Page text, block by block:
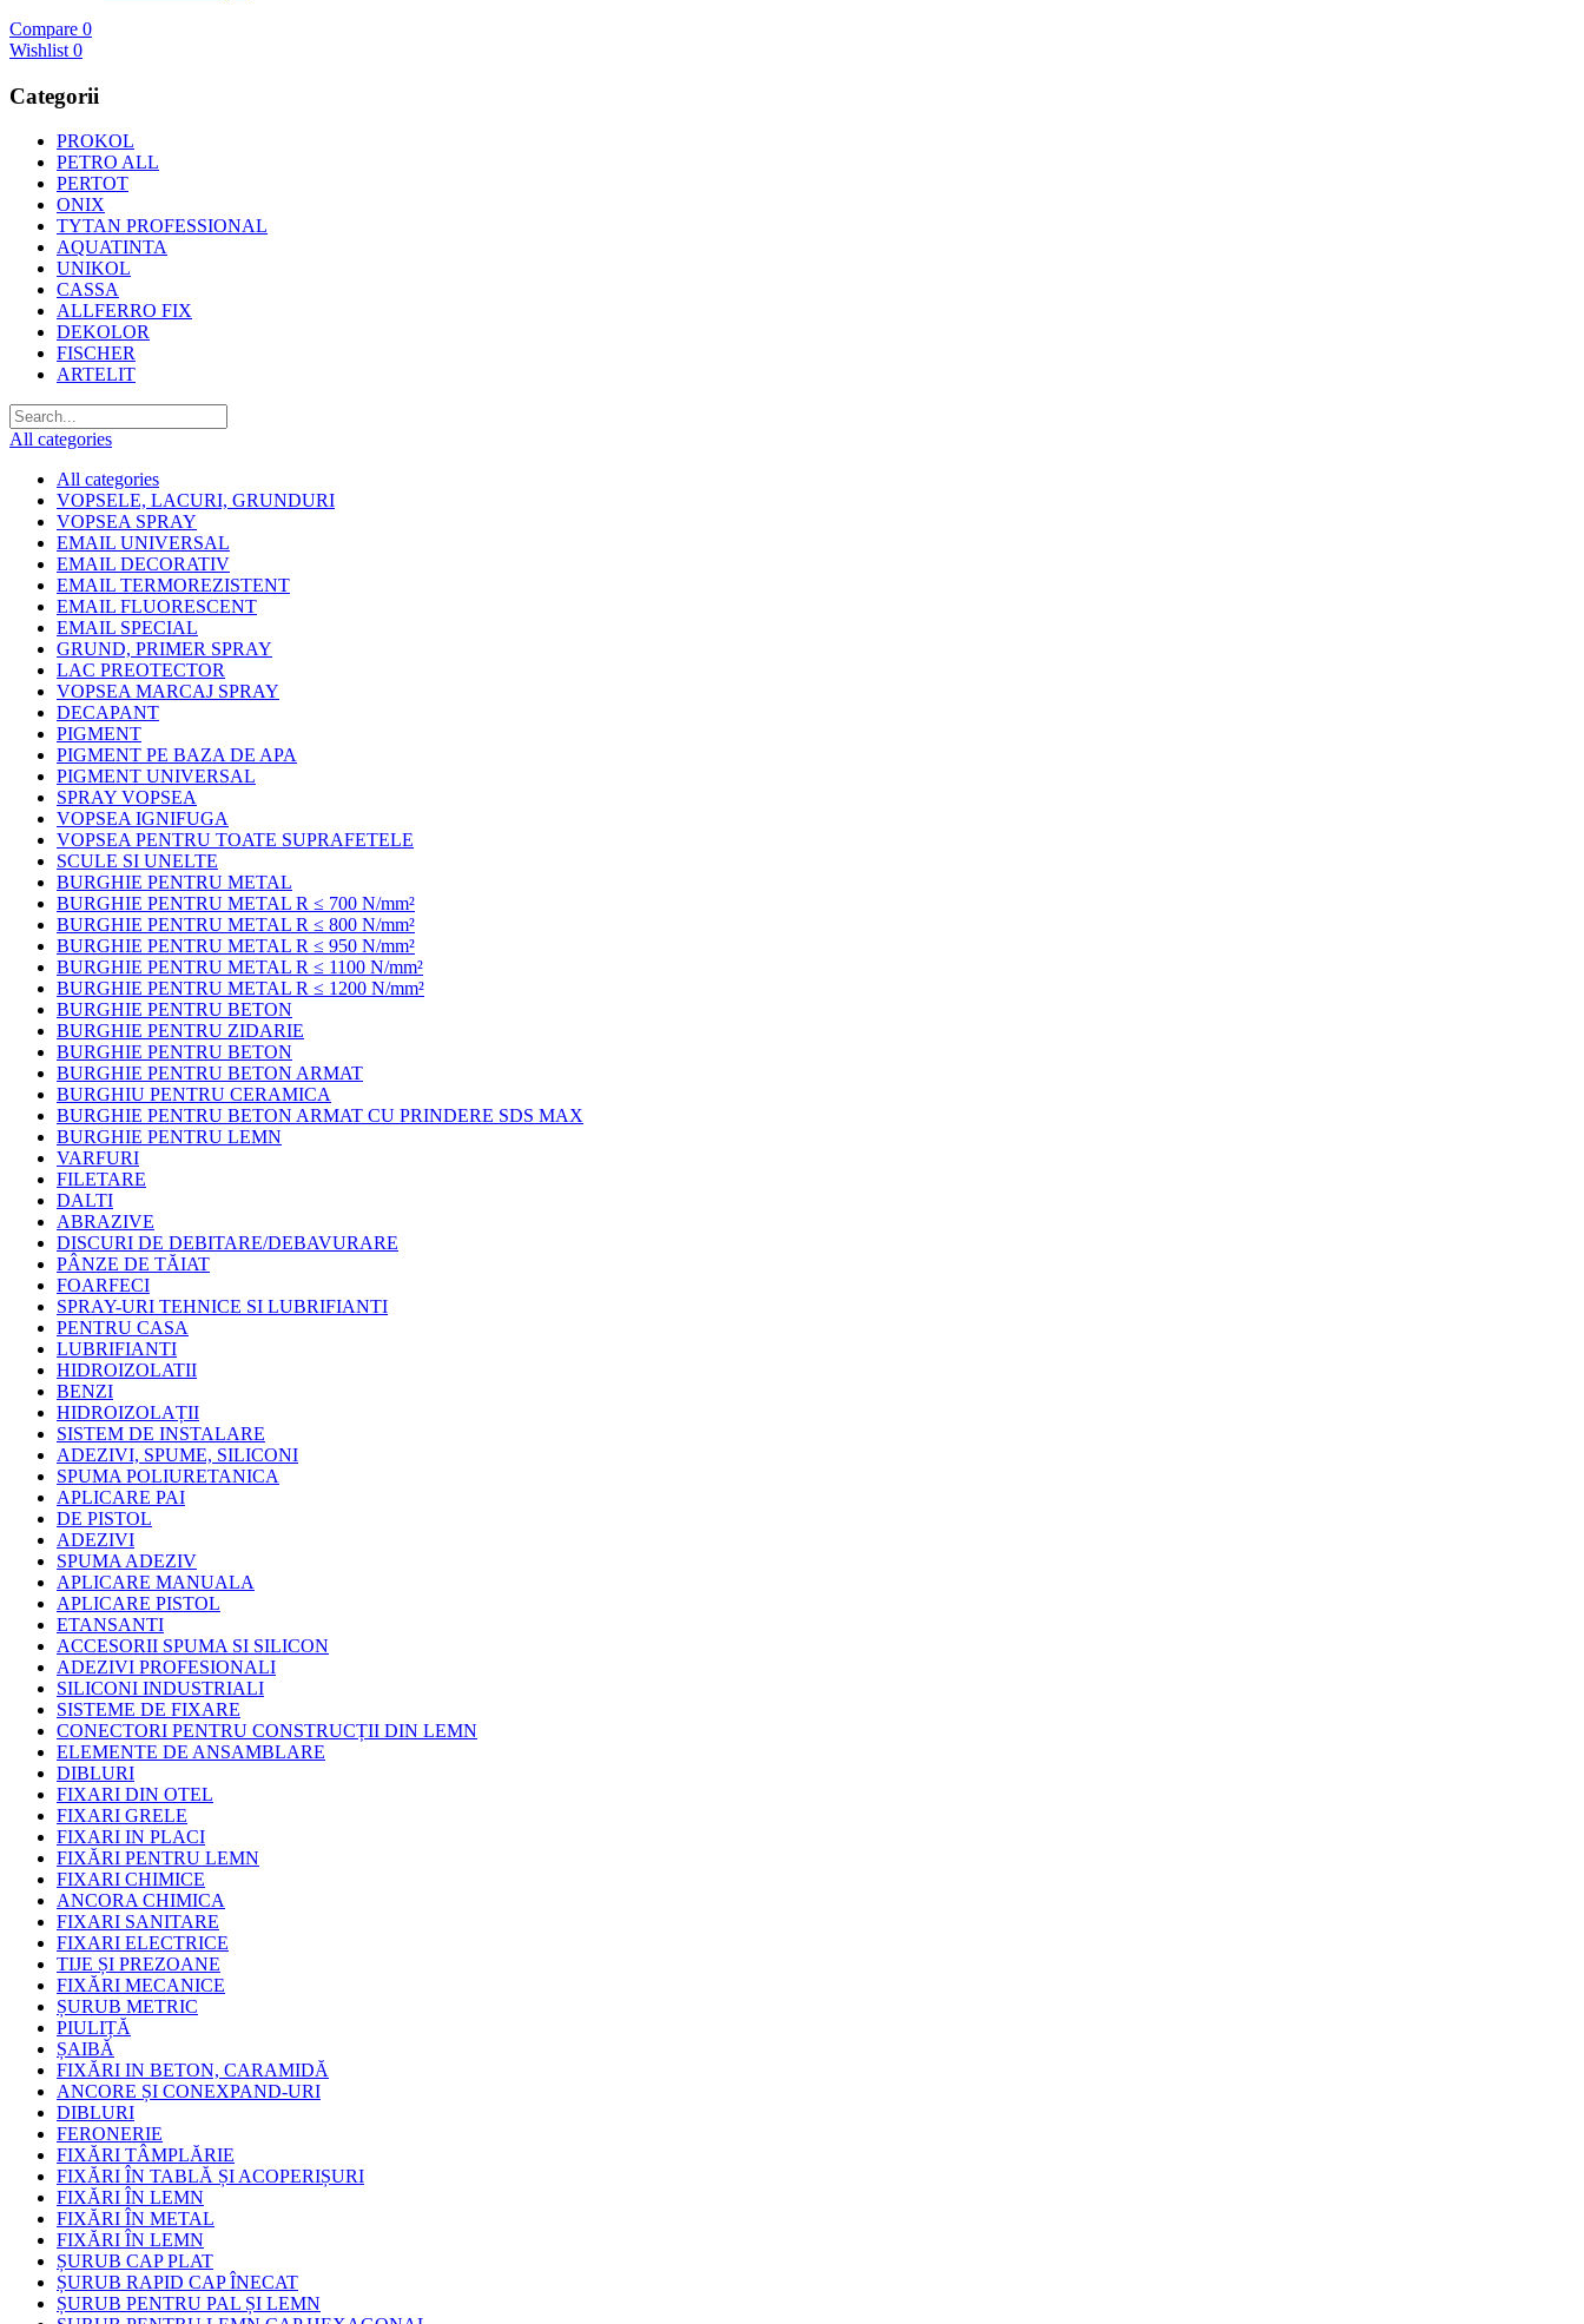
Compare 0
Wishlist 0
Categorii
PROKOL
PETRO ALL
PERTOT
ONIX
TYTAN PROFESSIONAL
AQUATINTA
UNIKOL
CASSA
ALLFERRO FIX
DEKOLOR
FISCHER
ARTELIT
All categories
All categories
VOPSELE, LACURI, GRUNDURI
VOPSEA SPRAY
EMAIL UNIVERSAL
EMAIL DECORATIV
EMAIL TERMOREZISTENT
EMAIL FLUORESCENT
EMAIL SPECIAL
GRUND, PRIMER SPRAY
LAC PREOTECTOR
VOPSEA MARCAJ SPRAY
DECAPANT
PIGMENT
PIGMENT PE BAZA DE APA
PIGMENT UNIVERSAL
SPRAY VOPSEA
VOPSEA IGNIFUGA
VOPSEA PENTRU TOATE SUPRAFETELE
SCULE SI UNELTE
BURGHIE PENTRU METAL
BURGHIE PENTRU METAL R ≤ 700 N/mm²
BURGHIE PENTRU METAL R ≤ 800 N/mm²
BURGHIE PENTRU METAL R ≤ 950 N/mm²
BURGHIE PENTRU METAL R ≤ 1100 N/mm²
BURGHIE PENTRU METAL R ≤ 1200 N/mm²
BURGHIE PENTRU BETON
BURGHIE PENTRU ZIDARIE
BURGHIE PENTRU BETON
BURGHIE PENTRU BETON ARMAT
BURGHIU PENTRU CERAMICA
BURGHIE PENTRU BETON ARMAT CU PRINDERE SDS MAX
BURGHIE PENTRU LEMN
VARFURI
FILETARE
DALTI
ABRAZIVE
DISCURI DE DEBITARE/DEBAVURARE
PÂNZE DE TĂIAT
FOARFECI
SPRAY-URI TEHNICE SI LUBRIFIANTI
PENTRU CASA
LUBRIFIANTI
HIDROIZOLATII
BENZI
HIDROIZOLAȚII
SISTEM DE INSTALARE
ADEZIVI, SPUME, SILICONI
SPUMA POLIURETANICA
APLICARE PAI
DE PISTOL
ADEZIVI
SPUMA ADEZIV
APLICARE MANUALA
APLICARE PISTOL
ETANSANTI
ACCESORII SPUMA SI SILICON
ADEZIVI PROFESIONALI
SILICONI INDUSTRIALI
SISTEME DE FIXARE
CONECTORI PENTRU CONSTRUCȚII DIN LEMN
ELEMENTE DE ANSAMBLARE
DIBLURI
FIXARI DIN OTEL
FIXARI GRELE
FIXARI IN PLACI
FIXĂRI PENTRU LEMN
FIXARI CHIMICE
ANCORA CHIMICA
FIXARI SANITARE
FIXARI ELECTRICE
TIJE ȘI PREZOANE
FIXĂRI MECANICE
ȘURUB METRIC
PIULIȚĂ
ȘAIBĂ
FIXĂRI IN BETON, CARAMIDĂ
ANCORE ȘI CONEXPAND-URI
DIBLURI
FERONERIE
FIXĂRI TÂMPLĂRIE
FIXĂRI ÎN TABLĂ ȘI ACOPERIȘURI
FIXĂRI ÎN LEMN
FIXĂRI ÎN METAL
FIXĂRI ÎN LEMN
ȘURUB CAP PLAT
ȘURUB RAPID CAP ÎNECAT
ȘURUB PENTRU PAL ȘI LEMN